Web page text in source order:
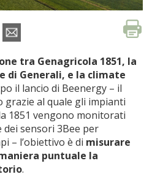
tra Genagricola 1851, la
di Generali, e la climate
il lancio di Beenergy – il
grazie al quale gli impianti
1851 vengono monitorati
dei sensori 3Bee per
– l’obiettivo è di misurare
puntuale la
.